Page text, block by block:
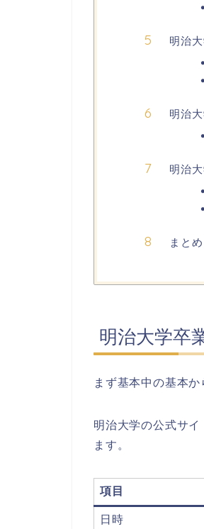
明治
明治
明治
まとめ
明治大学卒
まず基本中の基本か
明治大学の公式サ
ます。
項目
日時